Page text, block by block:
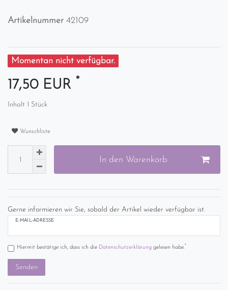
Artikelnummer 42109
Momentan nicht verfügbar.
17,50 EUR *
Inhalt 1 Stück
Wunschliste
In den Warenkorb
Gerne informieren wir Sie, sobald der Artikel wieder verfügbar ist.
E-MAIL-ADRESSE
Hiermit bestätige ich, dass ich die Daten­schutz­erklärunggelesen habe.*
Senden